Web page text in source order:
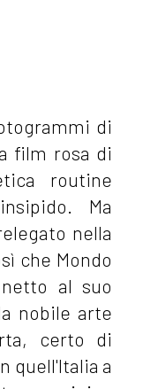
di
film rosa di
routine
Ma
nella
che Mondo
al suo
nobile arte
certo di
quell'Italia a